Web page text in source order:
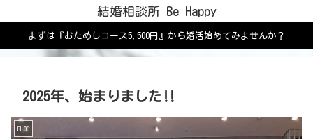
結婚相談所 Be Happy
まずは『おためしコース5,500円』から婚活始めてみませんか？
2025年、始まりました‼️
BLOG